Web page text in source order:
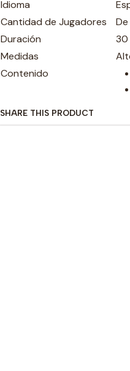
Idioma
Cantidad de Jugadores
Duración
30
Medidas
Contenido
SHARE THIS PRODUCT